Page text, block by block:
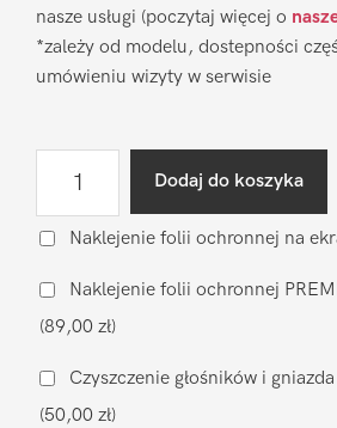
nasze usługi (poczytaj więcej o
*zależy od modelu, dostepności
umówieniu wizyty w serwisie
głośnika
Motorola
Moto
Edge
60
Dodaj do koszyka
Naklejenie folii ochronnej na
Naklejenie folii ochronnej
(89,00 zł)
Czyszczenie głośników i
(50,00 zł)